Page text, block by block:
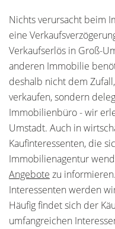
Nichts verursacht beim
eine
Verkaufserlös in Groß-
anderen Immobilie
deshalb nicht dem
verkaufen, sondern
Immobilienbüro - wir
Umstadt. Auch in
Kaufinteressenten, die
Immobilienagentur
Angebote zu
Interessenten werden
Häufig findet sich der
umfangreichen